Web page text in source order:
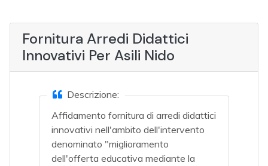
Fornitura Arredi Didattici
Innovativi Per Asili Nido
Descrizione:
Affidamento fornitura di arredi didattici
innovativi nell'ambito dell'intervento
denominato "miglioramento
dell'offerta educativa mediante la